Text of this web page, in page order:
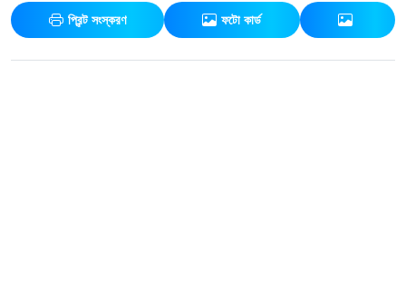
প্রিন্ট সংস্করণ ফটো কার্ড